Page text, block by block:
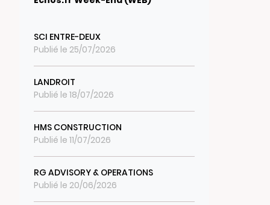
SCI ENTRE-DEUX
Publié le 25/07/2026
LANDROIT
Publié le 18/07/2026
HMS CONSTRUCTION
Publié le 11/07/2026
RG ADVISORY & OPERATIONS
Publié le 20/06/2026